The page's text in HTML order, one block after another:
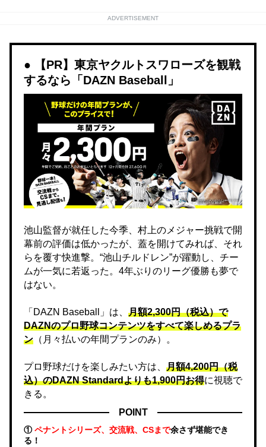
ADVERTISEMENT
【PR】東京ヤクルトスワローズを観戦
するなら「DAZN Baseball」
池山監督が就任した今季、村上のメジャー挑戦で開
幕前の評価は低かったが、蓋を開けてみれば、それ
らを覆す快進撃。“池山チルドレン”が躍動し、チー
ムが一気に若返った。4年ぶりのリーグ優勝も夢で
はない。
「DAZN Baseball」は、 月額2,300円（税込）で
DAZNのプロ野球コンテンツをすべて楽しめるプラ
ン （月々払いの年間プランのみ）。
プロ野球だけを楽しみたい方は、 月額4,200円（税
込）のDAZN Standard​よりも1,900円お得に視聴で
きる。
POINT
①ペナントシリーズ、交流戦、CSまで余さず堪能でき
る！